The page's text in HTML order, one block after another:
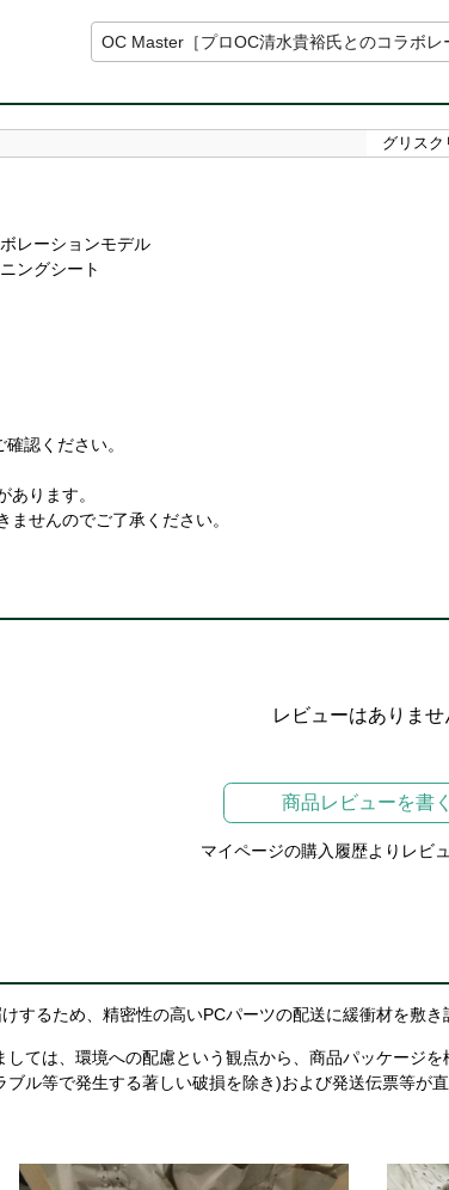
OC Master［プロOC清水貴裕氏とのコラボレ
グリスク
レーションモデル
ングシート
認ください。
ります。
せんのでご了承ください。
レビューはありませ
商品レビューを書く
マイページの購入履歴よりレビ
するため、精密性の高いPCパーツの配送に緩衝材を敷
ては、環境への配慮という観点から、商品パッケージ
ル等で発生する著しい破損を除き)および発送伝票等が